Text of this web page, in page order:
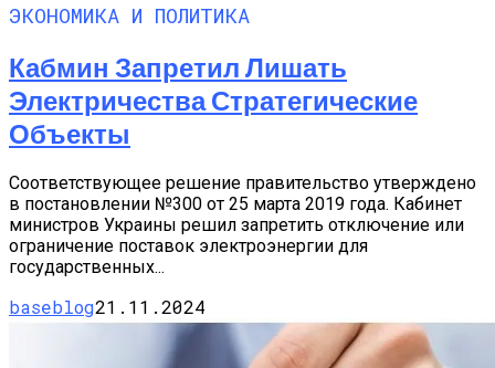
ЭКОНОМИКА И ПОЛИТИКА
Кабмин Запретил Лишать
Электричества Стратегические
Объекты
Соответствующее решение правительство утверждено
в постановлении №300 от 25 марта 2019 года. Кабинет
министров Украины решил запретить отключение или
ограничение поставок электроэнергии для
государственных...
baseblog21.11.2024